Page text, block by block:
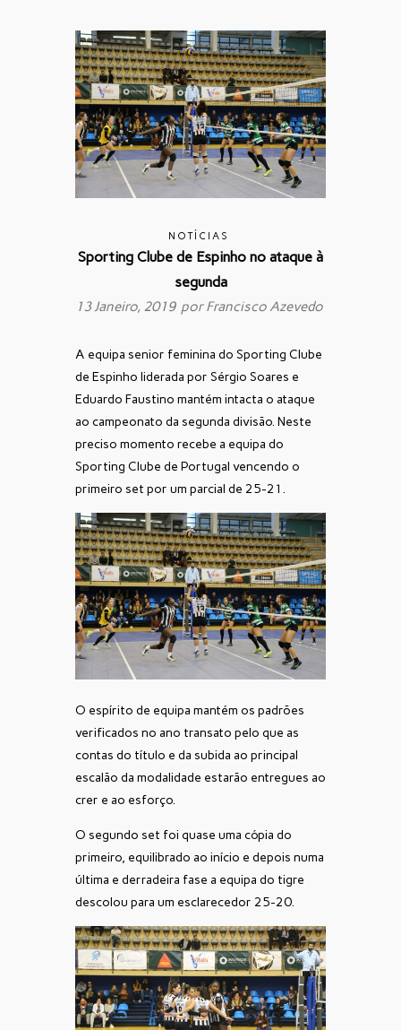
NOTÍCIAS
Sporting Clube de Espinho no ataque à
segunda
13 Janeiro, 2019 porFrancisco Azevedo
A equipa senior feminina do Sporting Clube
de Espinho liderada por Sérgio Soares e
Eduardo Faustino mantém intacta o ataque
ao campeonato da segunda divisão. Neste
preciso momento recebe a equipa do
Sporting Clube de Portugal vencendo o
primeiro set por um parcial de 25-21.
O espírito de equipa mantém os padrões
verificados no ano transato pelo que as
contas do título e da subida ao principal
escalão da modalidade estarão entregues ao
crer e ao esforço.
O segundo set foi quase uma cópia do
primeiro, equilibrado ao início e depois numa
última e derradeira fase a equipa do tigre
descolou para um esclarecedor 25-20.